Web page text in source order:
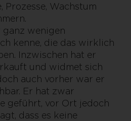
Prozesse, Wachstum
wenigen
kenne, die das wirklich
Inzwischen hat er
und widmet sich
auch vorher war er
Er hat zwar
geführt, vor Ort jedoch
dass es keine